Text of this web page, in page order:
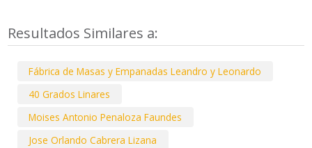
Resultados Similares a:
Fábrica de Masas y Empanadas Leandro y Leonardo
40 Grados Linares
Moises Antonio Penaloza Faundes
Jose Orlando Cabrera Lizana